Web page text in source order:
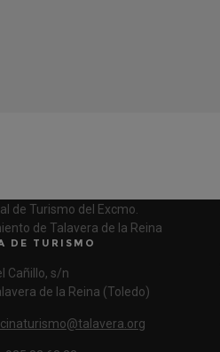
de Turismo del Excmo.
de Talavera de la Reina
DE TURISMO
Cañillo, s/n
de la Reina (Toledo)